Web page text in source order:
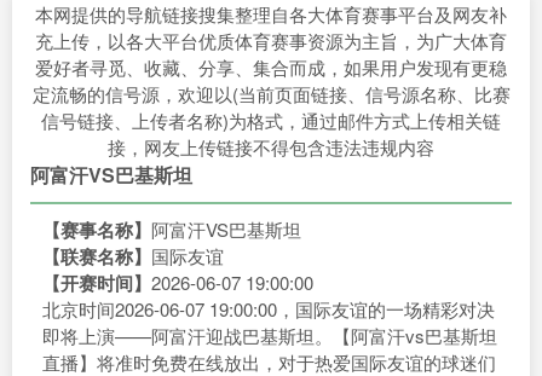
本网提供的导航链接搜集整理自各大体育赛事平台及网友补
充上传，以各大平台优质体育赛事资源为主旨，为广大体育
爱好者寻觅、收藏、分享、集合而成，如果用户发现有更稳
定流畅的信号源，欢迎以(当前页面链接、信号源名称、比赛
信号链接、上传者名称)为格式，通过邮件方式上传相关链
接，网友上传链接不得包含违法违规内容
阿富汗VS巴基斯坦
【赛事名称】 阿富汗VS巴基斯坦
【联赛名称】 国际友谊
【开赛时间】 2026-06-07 19:00:00
北京时间2026-06-07 19:00:00，国际友谊的一场精彩对决
即将上演——阿富汗迎战巴基斯坦。【阿富汗vs巴基斯坦
直播】将准时免费在线放出，对于热爱国际友谊的球迷们